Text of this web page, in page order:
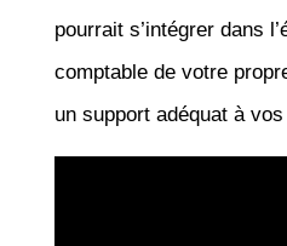
pourrait s’intégrer dans
comptable de votre
un support adéquat à